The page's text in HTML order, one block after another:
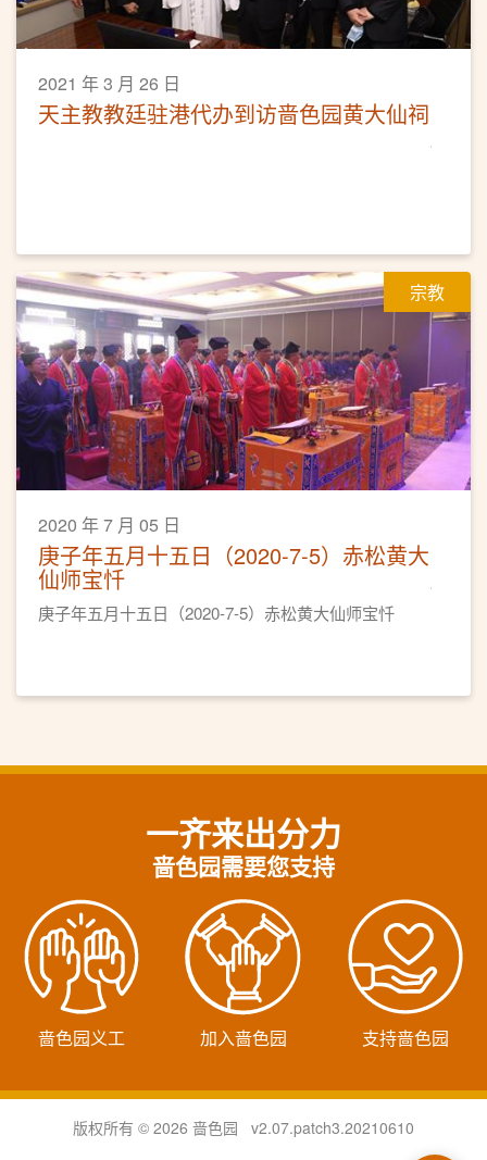
2021 年 3 月 26 日
天主教教廷驻港代办到访啬色园黄大仙祠
宗教
2020 年 7 月 05 日
庚子年五月十五日（2020-7-5）赤松黄大
仙师宝忏
庚子年五月十五日（2020-7-5）赤松黄大仙师宝忏
一齐来出分力
啬色园需要您支持
啬色园义工 加入啬色园 支持啬色园
版权所有 © 2026 啬色园 v2.07.patch3.20210610